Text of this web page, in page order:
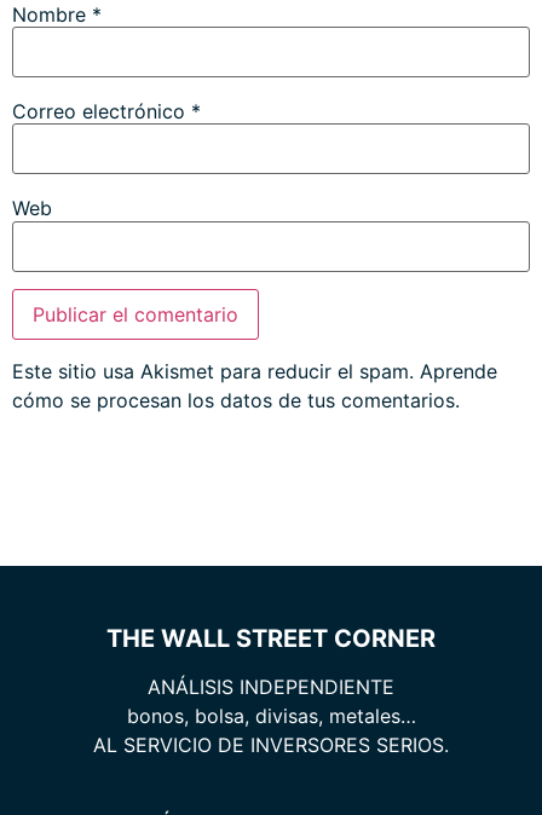
Nombre *
Correo electrónico *
Web
Este sitio usa Akismet para reducir el spam. Aprende
cómo se procesan los datos de tus comentarios.
THE WALL STREET CORNER
ANÁLISIS INDEPENDIENTE
bonos, bolsa, divisas, metales…
AL SERVICIO DE INVERSORES SERIOS.